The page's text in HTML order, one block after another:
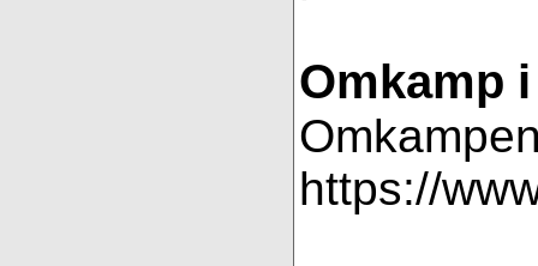
Omkamp
https://